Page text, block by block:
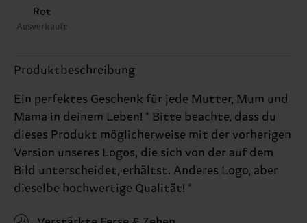
Rot
Ausverkauft
Produktbeschreibung
Ein perfektes Geschenk für jede Mutter, Mum und
Mama in deinem Leben! * Bitte beachte, dass du
dieses Produkt möglicherweise mit der vorherigen
Version unseres Logos, die sich von der auf dem
Bild unterscheidet, erhältst. Anderes Logo, aber
dieselbe hochwertige Qualität! *